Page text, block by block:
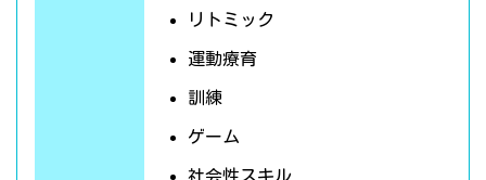
リトミック
運動療育
訓練
ゲーム
社会性スキル